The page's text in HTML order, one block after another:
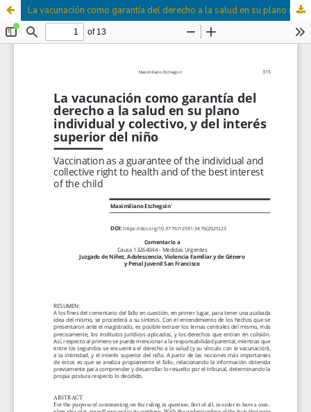
La vacunación como garantía del derecho a la salud en su plano individual y colectivo, y del interés superior del niño